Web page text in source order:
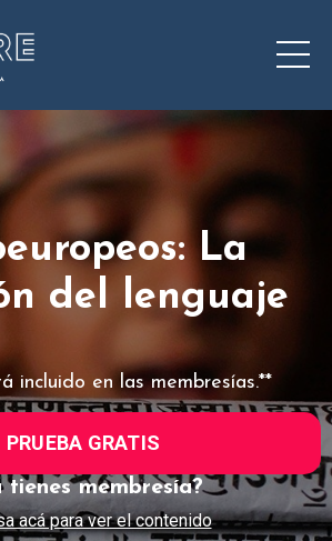
La
del lenguaje
incluido en las membresías.**
PRUEBA GRATIS
tienes membresía?
acá para ver el contenido